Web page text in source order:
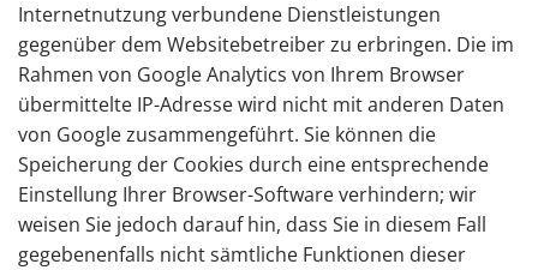
Internetnutzung verbundene Dienstleistungen
gegenüber dem Websitebetreiber zu erbringen. Die im
Rahmen von Google Analytics von Ihrem Browser
übermittelte IP-Adresse wird nicht mit anderen Daten
von Google zusammengeführt. Sie können die
Speicherung der Cookies durch eine entsprechende
Einstellung Ihrer Browser-Software verhindern; wir
weisen Sie jedoch darauf hin, dass Sie in diesem Fall
gegebenenfalls nicht sämtliche Funktionen dieser